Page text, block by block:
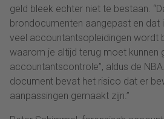
geld bleek echter niet te bestaan.
brondocumenten aangepast en dat
veel accountantsopleidingen wordt
waarom je altijd terug moet kunnen
accountantscontrole”, aldus de
document bevat het risico dat er
aanpassingen gemaakt zijn.”